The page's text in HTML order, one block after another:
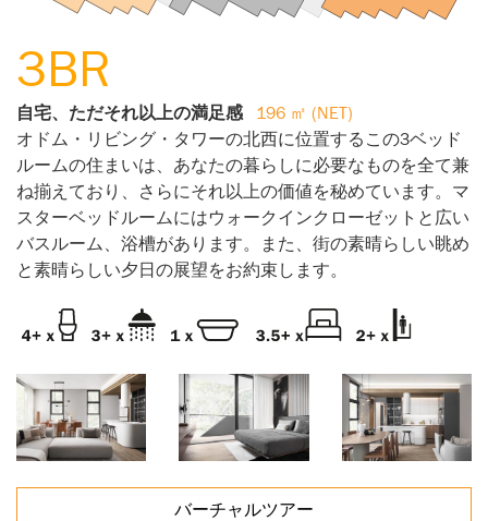
3BR
自宅、ただそれ以上の満足感
196 ㎡ (NET)
オドム・リビング・タワーの北西に位置するこの3ベッド
ルームの住まいは、あなたの暮らしに必要なものを全て兼
ね揃えており、さらにそれ以上の価値を秘めています。マ
スターベッドルームにはウォークインクローゼットと広い
バスルーム、浴槽があります。また、街の素晴らしい眺め
と素晴らしい夕日の展望をお約束します。
バーチャルツアー